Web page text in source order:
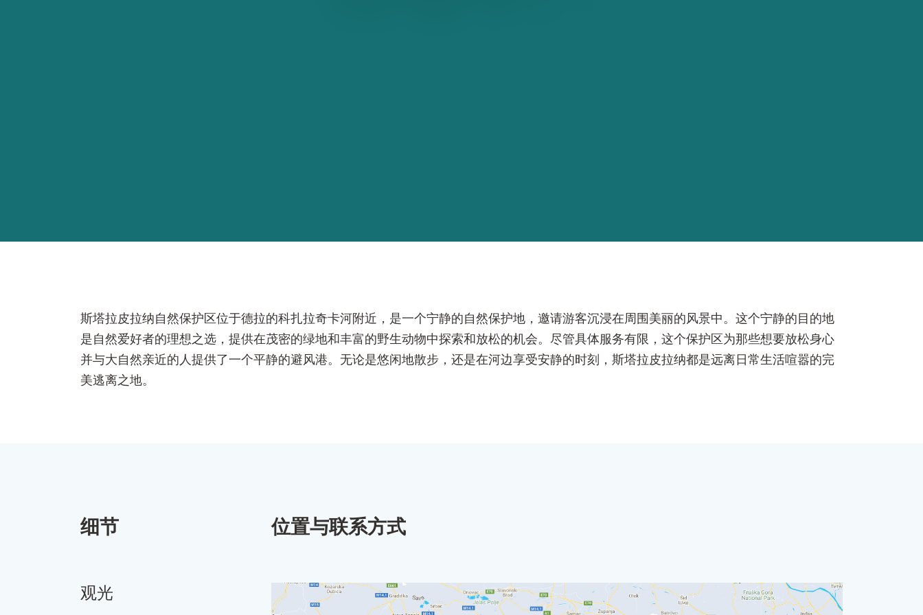
斯塔拉皮拉纳自然保护区位于德拉的科扎拉奇卡河附近，是一个宁静的自然保护地，邀请游客沉浸在周围美丽的风景中。这个宁静的目的地
是自然爱好者的理想之选，提供在茂密的绿地和丰富的野生动物中探索和放松的机会。尽管具体服务有限，这个保护区为那些想要放松身心
并与大自然亲近的人提供了一个平静的避风港。无论是悠闲地散步，还是在河边享受安静的时刻，斯塔拉皮拉纳都是远离日常生活喧嚣的完
美逃离之地。
细节
观光
位置与联系方式